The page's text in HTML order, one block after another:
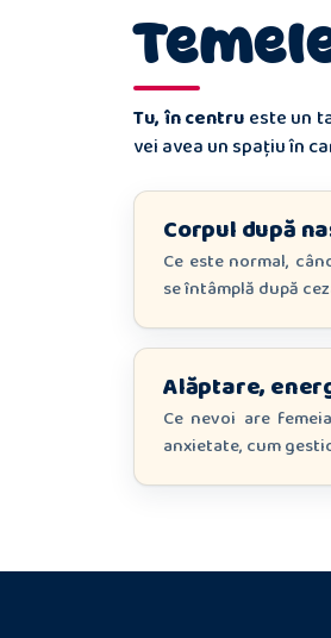
Tu, în centru este un
vei avea un spațiu în
Corpul după
Ce este normal,
se întâmplă după
Alăptare,
Ce nevoi are
anxietate, cum